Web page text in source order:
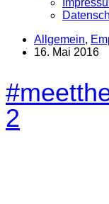
Allgemein,
16. Mai 2016
2